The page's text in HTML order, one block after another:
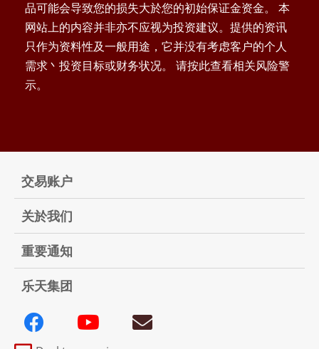
品可能会导致您的损失大於您的初始保证金资金。 本
网站上的内容并非亦不应视为投资建议。提供的资讯
只作为资料性及一般用途，它并没有考虑客户的个人
需求丶投资目标或财务状况。 请按此查看相关风险警
示。
交易账户
关於我们
重要通知
乐天集团